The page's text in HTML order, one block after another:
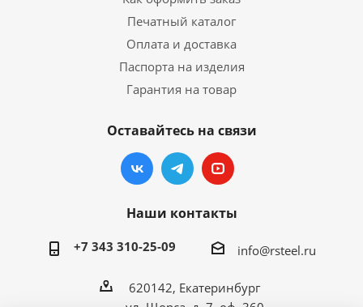
Печатный каталог
Оплата и доставка
Паспорта на изделия
Гарантия на товар
Оставайтесь на связи
Наши контакты
+7 343 310-25-09 info@rsteel.ru
620142, Екатеринбург